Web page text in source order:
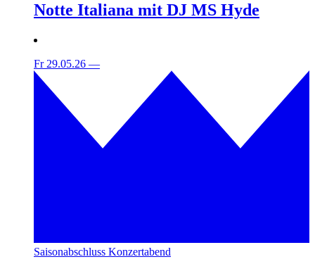
Notte Italiana mit DJ MS Hyde
Fr 29.05.26 —
Saisonabschluss Konzertabend